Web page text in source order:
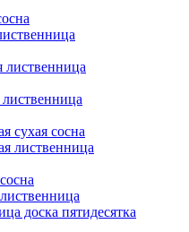
лиственница
сухая сосна
лиственница
доска пятидесятка